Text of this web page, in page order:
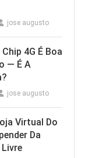
jose augusto
4G É Boa
— É A
jose augusto
Virtual Do
Da